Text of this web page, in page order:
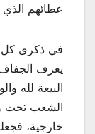
عطائهم الذي
في ذكرى كل
يعرف
البيعة لله
الشعب تحت
خارجية،